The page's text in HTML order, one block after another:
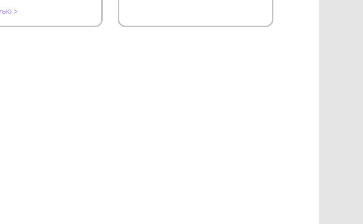
>